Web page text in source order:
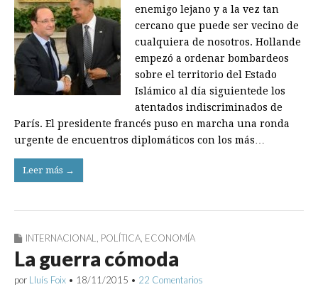
enemigo lejano y a la vez tan
cercano que puede ser vecino de
cualquiera de nosotros. Hollande
empezó a ordenar bombardeos
sobre el territorio del Estado
Islámico al día siguientede los
atentados indiscriminados de
París. El presidente francés puso en marcha una ronda
urgente de encuentros diplomáticos con los más…
Leer más →
INTERNACIONAL, POLÍTICA, ECONOMÍA
La guerra cómoda
por Lluís Foix • 18/11/2015 • 22 Comentarios